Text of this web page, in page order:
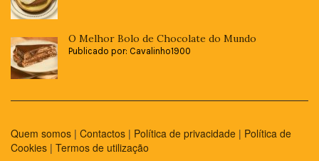
O Melhor Bolo de Chocolate do Mundo
Publicado por: Cavalinho1900
Quem somos | Contactos | Política de privacidade | Política de
Cookies | Termos de utilização